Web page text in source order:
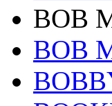
BOB
BOB